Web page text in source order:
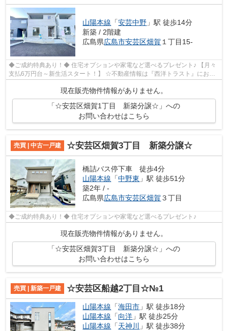
山陽本線 「安芸中野 」駅 徒歩14分
新築 / 2階建
広島県広島市安芸区畑賀 １丁目15-
◆ご成約特典あり！◆ 住宅オプションや家電など選べるプレゼント♪ 【月々
支払6万円台～新生活スタート！】 ☆不動産情報は『西洋トラスト』にお任
現在販売物件情報がありません。
「☆安芸区畑賀1丁目 新築分譲☆」への
お問い合わせはこちら
売買 | 中古一戸建 ☆安芸区畑賀3丁目 新築分譲☆
橋詰バス停下車 徒歩4分
山陽本線 「中野東 」駅 徒歩51分
築2年 / -
広島県広島市安芸区畑賀 ３丁目
◆ご成約特典あり！◆ 住宅オプションや家電など選べるプレゼント♪
現在販売物件情報がありません。
「☆安芸区畑賀3丁目 新築分譲☆」への
お問い合わせはこちら
売買 | 新築一戸建 ☆安芸区船越2丁目☆№1
山陽本線 「海田市 」駅 徒歩18分
山陽本線 「向洋 」駅 徒歩25分
山陽本線 「天神川
」駅 徒歩38分